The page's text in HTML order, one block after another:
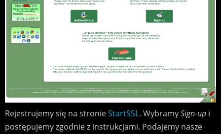
Rejestrujemy się na stronieStartSSL. WybramySign-upi
postępujemy zgodnie z instrukcjami. Podajemy nasze